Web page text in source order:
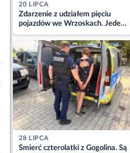
20 LIPCA
Zdarzenie z udziałem pięciu
pojazdów we Wrzoskach. Jeden
z kierowców zabrany w
kajdankach
28 LIPCA
Śmierć czterolatki z Gogolina. Są